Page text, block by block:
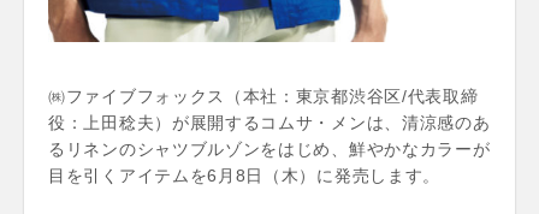
㈱ファイブフォックス（本社：東京都渋谷区/代表取締
役：上田稔夫）が展開するコムサ・メンは、清涼感のあ
るリネンのシャツブルゾンをはじめ、鮮やかなカラーが
目を引くアイテムを6月8日（木）に発売します。